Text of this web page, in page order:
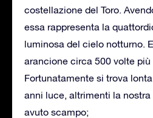
costellazione del Toro.
essa rappresenta la
luminosa del cielo notturno.
arancione circa 500 volte
Fortunatamente si trova
anni luce, altrimenti la
avuto scampo;